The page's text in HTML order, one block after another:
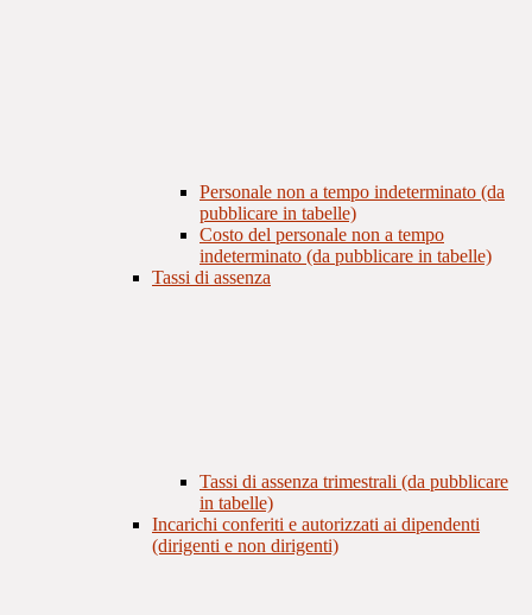
Personale non a tempo indeterminato (da
pubblicare in tabelle)
Costo del personale non a tempo
indeterminato (da pubblicare in tabelle)
Tassi di assenza
Tassi di assenza trimestrali (da pubblicare
in tabelle)
Incarichi conferiti e autorizzati ai dipendenti
(dirigenti e non dirigenti)